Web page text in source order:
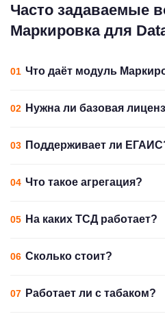
Часто задаваемые
Маркировка для
Что даёт модуль
отгрузка, агрегация, вывод из
Нужна ли базовая
Поддерживает ли
Что такое агрегация?
в короб с присвоением
На каких ТСД работает?
Сколько стоит?
Работает ли с табаком?